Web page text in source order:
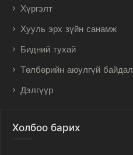
Хүргэлт
Хууль эрх зүйн санамж
Бидний тухай
Төлбөрийн аюулгүй байдал
Дэлгүүр
Холбоо барих